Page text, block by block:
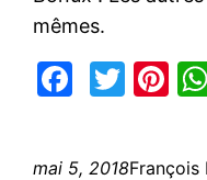
mêmes.
mai 5, 2018François